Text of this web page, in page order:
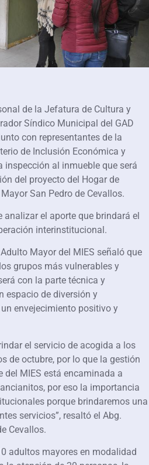
de la Jefatura de Cultura y
Síndico Municipal del GAD
con representantes de la
de Inclusión Económica y
inspección al inmueble que será
del proyecto del Hogar de
San Pedro de Cevallos.
el aporte que brindará el
interinstitucional.
Mayor del MIES señaló que
grupos más vulnerables y
con la parte técnica y
espacio de diversión y
envejecimiento positivo y
el servicio de acogida a los
de octubre, por lo que la gestión
MIES está encaminada a
por eso la importancia
porque brindaremos una
servicios”, resaltó el Abg.
Cevallos.
adultos mayores en modalidad